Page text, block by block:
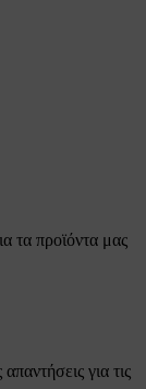
τα προϊόντα μας
για τις